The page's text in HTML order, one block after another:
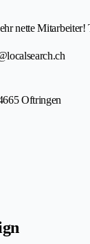
nette Mitarbeiter!
Oftringen